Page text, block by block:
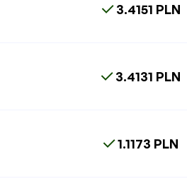
3.4151 PLN
3.4131 PLN
1.1173 PLN